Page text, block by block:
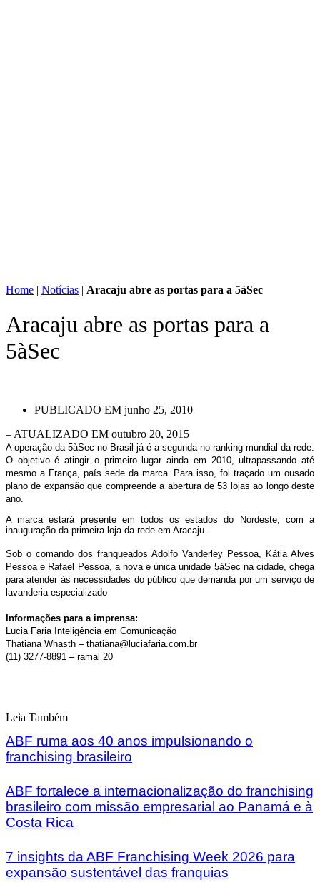
Home | Notícias | Aracaju abre as portas para a 5àSec
Aracaju abre as portas para a
5àSec
PUBLICADO EM junho 25, 2010
– ATUALIZADO EM outubro 20, 2015
A operação da 5àSec no Brasil já é a segunda no ranking mundial da rede.
O objetivo é atingir o primeiro lugar ainda em 2010, ultrapassando até
mesmo a França, país sede da marca. Para isso, foi traçado um ousado
plano de expansão que compreende a abertura de 53 lojas ao longo deste
ano.
A marca estará presente em todos os estados do Nordeste, com a
inauguração da primeira loja da rede em Aracaju.
Sob o comando dos franqueados Adolfo Vanderley Pessoa, Kátia Alves
Pessoa e Rafael Pessoa, a nova e única unidade 5àSec na cidade, chega
para atender às necessidades do público que demanda por um serviço de
lavanderia especializado
Informações para a imprensa:
Lucia Faria Inteligência em Comunicação
Thatiana Whasth – thatiana@luciafaria.com.br
(11) 3277-8891 – ramal 20
Leia Também
ABF ruma aos 40 anos impulsionando o
franchising brasileiro
ABF fortalece a internacionalização do franchising
brasileiro com missão empresarial ao Panamá e à
Costa Rica
7 insights da ABF Franchising Week 2026 para
expansão sustentável das franquias